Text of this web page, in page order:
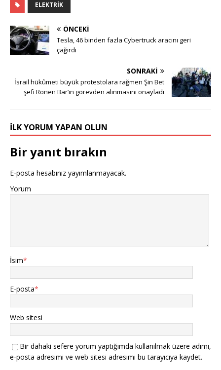
ELEKTRIK
ÖNCEKI
Tesla, 46 binden fazla Cybertruck aracını geri
çağırdı
SONRAKI
İsrail hükûmeti büyük protestolara rağmen Şin Bet
şefi Ronen Bar’ın görevden alınmasını onayladı
İLK YORUM YAPAN OLUN
Bir yanıt bırakın
E-posta hesabınız yayımlanmayacak.
Yorum
İsim*
E-posta*
Web sitesi
Bir dahaki sefere yorum yaptığımda kullanılmak üzere adımı,
e-posta adresimi ve web sitesi adresimi bu tarayıcıya kaydet.